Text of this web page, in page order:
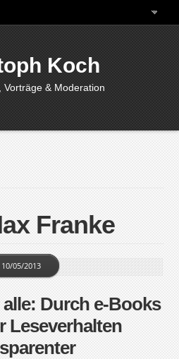
Koch
Vorträge & Moderation
Franke
Durch e-Books
Leseverhalten
10/05/2013